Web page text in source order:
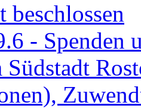
beschlossen
-